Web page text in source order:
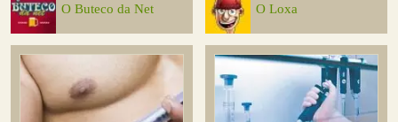
O Buteco da Net O Loxa